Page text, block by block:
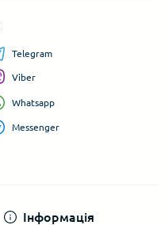
Інформація
Telegram
Viber
Whatsapp
Messenger